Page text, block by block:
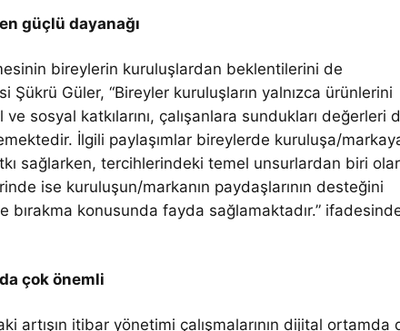
güçlü dayanağı
bireylerin kuruluşlardan beklentilerini de
Güler, “Bireyler kuruluşların yalnızca ürünlerini
sosyal katkılarını, çalışanlara sundukları değerleri
İlgili paylaşımlar bireylerde kuruluşa/
sağlarken, tercihlerindeki temel unsurlardan biri
ise kuruluşun/markanın paydaşlarının desteğini
bırakma konusunda fayda sağlamaktadır.”
çok önemli
artışın itibar yönetimi çalışmalarının dijital ortamda